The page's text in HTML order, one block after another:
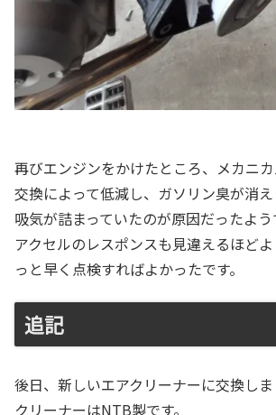
再びエンジンをかけたところ、メカニ
交換によって低減し、ガソリン臭が消
吸気が詰まっていたのが原因だったよう
アクセルのレスポンスも見違えるほど
っと早く点検すればよかったです。
追記
後日、新しいエアクリーナーに交換し
クリーナーはNTB製です。